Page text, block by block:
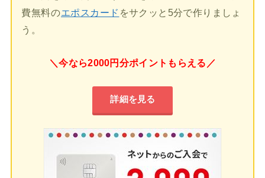
費無料のエポスカード をサクッと5分で作りましょ
う。
＼今なら2000円分ポイントもらえる／
詳細を見る